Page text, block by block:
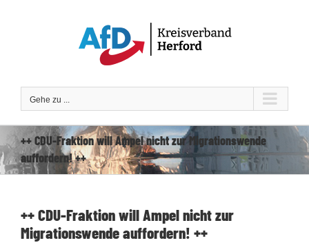
Gehe zu ...
++ CDU-Fraktion will Ampel nicht zur Migrationswende
auffordern! ++
++ CDU-Fraktion will Ampel nicht zur
Migrationswende auffordern! ++